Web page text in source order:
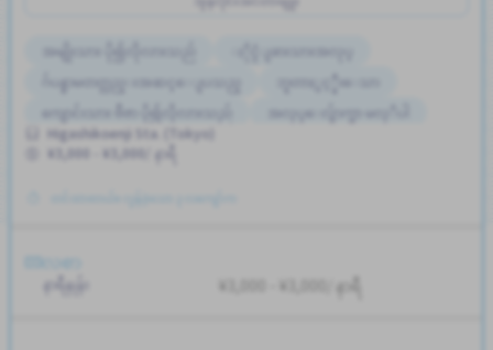
အမျိုးသား ပို၍လိုလားသည်
ႏိုင္ငံျခားသားအလုပ္
ဂ်ပန္စာမတတ္လည္းအဆင္ေျပသည္
ဘူတာႏွင့္နီးေသာ
ကျောင်းသား ဗီဇာ ပို၍လိုလားသည်
အလုပ္ေလွ်ာက္စာ မလုိပါ
အမျိုးသမီး ပို၍လိုလားသည်
Higashikoenji Sta. (Tokyo)
¥3,000 - ¥3,000/ နာရီ
လစာ
နာရီနှုန်း ¥3,000 - ¥3,000/ နာရီ